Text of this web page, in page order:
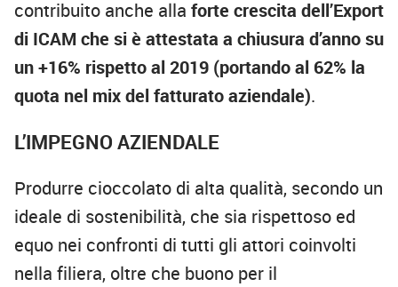
contribuito anche alla forte crescita dell’Export
di ICAM che si è attestata a chiusura d’anno su
un +16% rispetto al 2019 (portando al 62% la
quota nel mix del fatturato aziendale).
L’IMPEGNO AZIENDALE
Produrre cioccolato di alta qualità, secondo un
ideale di sostenibilità, che sia rispettoso ed
equo nei confronti di tutti gli attori coinvolti
nella filiera, oltre che buono per il